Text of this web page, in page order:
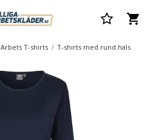
Arbets T-shirts T-shirts med rund hals